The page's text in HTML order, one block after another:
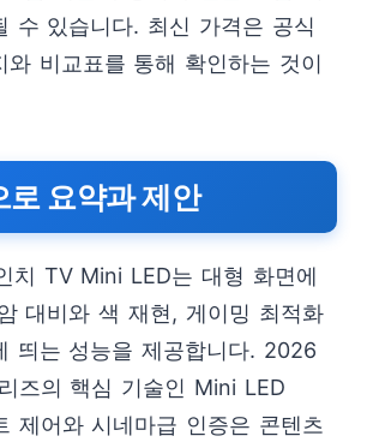
수 있습니다. 최신 가격은 공식
와 비교표를 통해 확인하는 것이
로 요약과 제안
치 TV Mini LED는 대형 화면에
대비와 색 재현, 게이밍 최적화
띄는 성능을 제공합니다. 2026
즈의 핵심 기술인 Mini LED
제어와 시네마급 인증은 콘텐츠